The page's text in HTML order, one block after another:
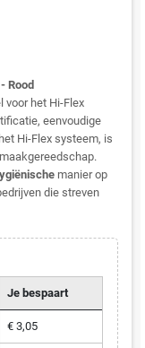
Rood
voor het Hi-Flex
eenvoudige
Hi-Flex systeem, is
manier op
die streven
Je bespaart
€ 3,05